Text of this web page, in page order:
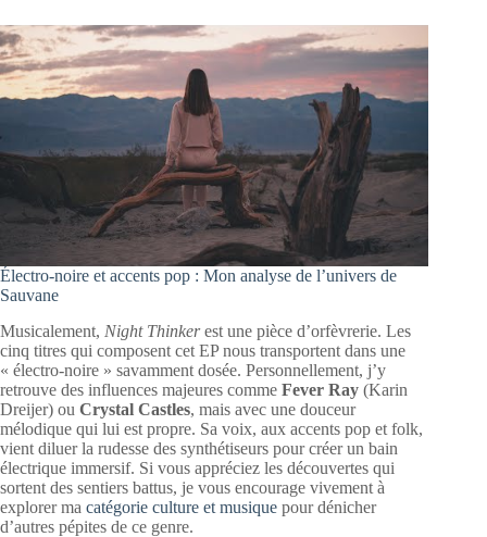
Électro-noire et accents pop : Mon analyse de l’univers de
Sauvane
Musicalement, Night Thinkerest une pièce d’orfèvrerie. Les
cinq titres qui composent cet EP nous transportent dans une
« électro-noire » savamment dosée. Personnellement, j’y
retrouve des influences majeures comme Fever Ray (Karin
Dreijer) ou Crystal Castles, mais avec une douceur
mélodique qui lui est propre. Sa voix, aux accents pop et folk,
vient diluer la rudesse des synthétiseurs pour créer un bain
électrique immersif. Si vous appréciez les découvertes qui
sortent des sentiers battus, je vous encourage vivement à
explorer ma catégorie culture et musique pour dénicher
d’autres pépites de ce genre.